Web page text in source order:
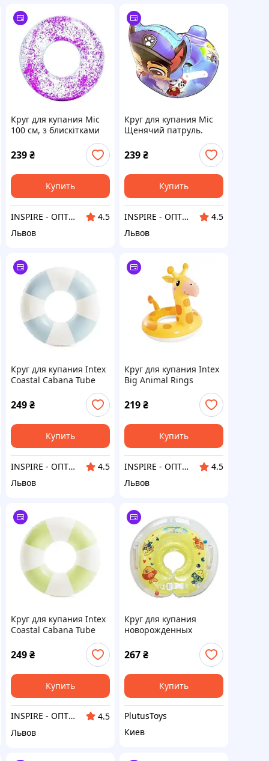
Круг для купания Mic
100 см, з блискітками
239₴
Купить
INSPIRE - ОПТОВІ ПРОДАЖІ ТА БЕЗГОТІВКА ДЛЯ БІЗНЕСУ
4.5
Львов
Круг для купания Mic
Щенячий патруль.
239₴
Купить
INSPIRE - ОПТОВІ ПРОДАЖІ ТА БЕЗГОТІВКА ДЛЯ БІЗНЕСУ
4.5
Львов
Круг для купания Intex
Coastal Cabana Tube
249₴
Купить
INSPIRE - ОПТОВІ ПРОДАЖІ ТА БЕЗГОТІВКА ДЛЯ БІЗНЕСУ
4.5
Львов
Круг для купания Intex
Big Animal Rings
Жираф 59221 Yellow
219₴
Купить
INSPIRE - ОПТОВІ ПРОДАЖІ ТА БЕЗГОТІВКА ДЛЯ БІЗНЕСУ
4.5
Львов
Круг для купания Intex
Coastal Cabana Tube
249₴
Купить
INSPIRE - ОПТОВІ ПРОДАЖІ ТА БЕЗГОТІВКА ДЛЯ БІЗНЕСУ
4.5
Львов
Круг для купания
новорожденных
267₴
Купить
PlutusToys
Киев